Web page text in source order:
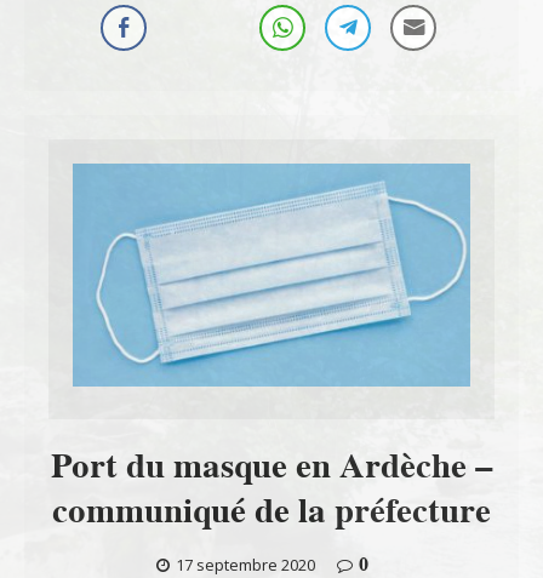
Port du masque en Ardèche –
communiqué de la préfecture
17 septembre 2020
0